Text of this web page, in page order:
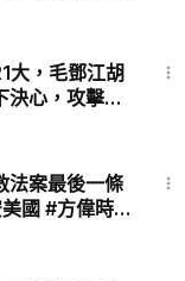
大，毛鄧江胡
決心，攻擊伊
法案最後一條
國 #方偉時間